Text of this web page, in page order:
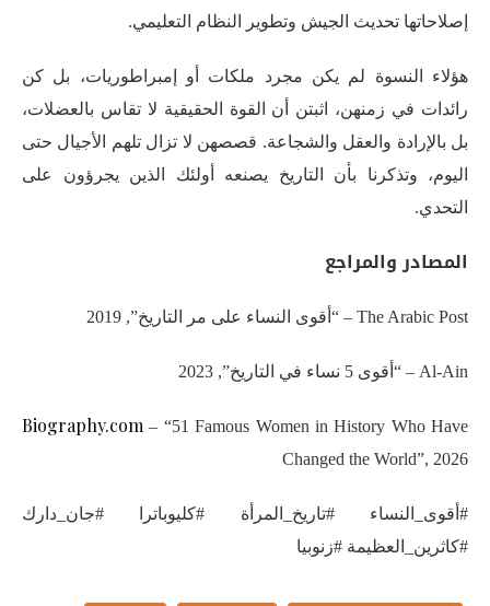
إصلاحاتها تحديث الجيش وتطوير النظام التعليمي.
هؤلاء النسوة لم يكن مجرد ملكات أو إمبراطوريات، بل كن
رائدات في زمنهن، اثبتن أن القوة الحقيقية لا تقاس بالعضلات،
بل بالإرادة والعقل والشجاعة. قصصهن لا تزال تلهم الأجيال حتى
اليوم، وتذكرنا بأن التاريخ يصنعه أولئك الذين يجرؤون على
التحدي.
المصادر والمراجع
The Arabic Post – “أقوى النساء على مر التاريخ”, 2019
Al-Ain – “أقوى 5 نساء في التاريخ”, 2023
Biography.com – “51 Famous Women in History Who Have
Changed the World”, 2026
#أقوى_النساء #تاريخ_المرأة #كليوباترا #جان_دارك
#كاثرين_العظيمة #زنوبيا